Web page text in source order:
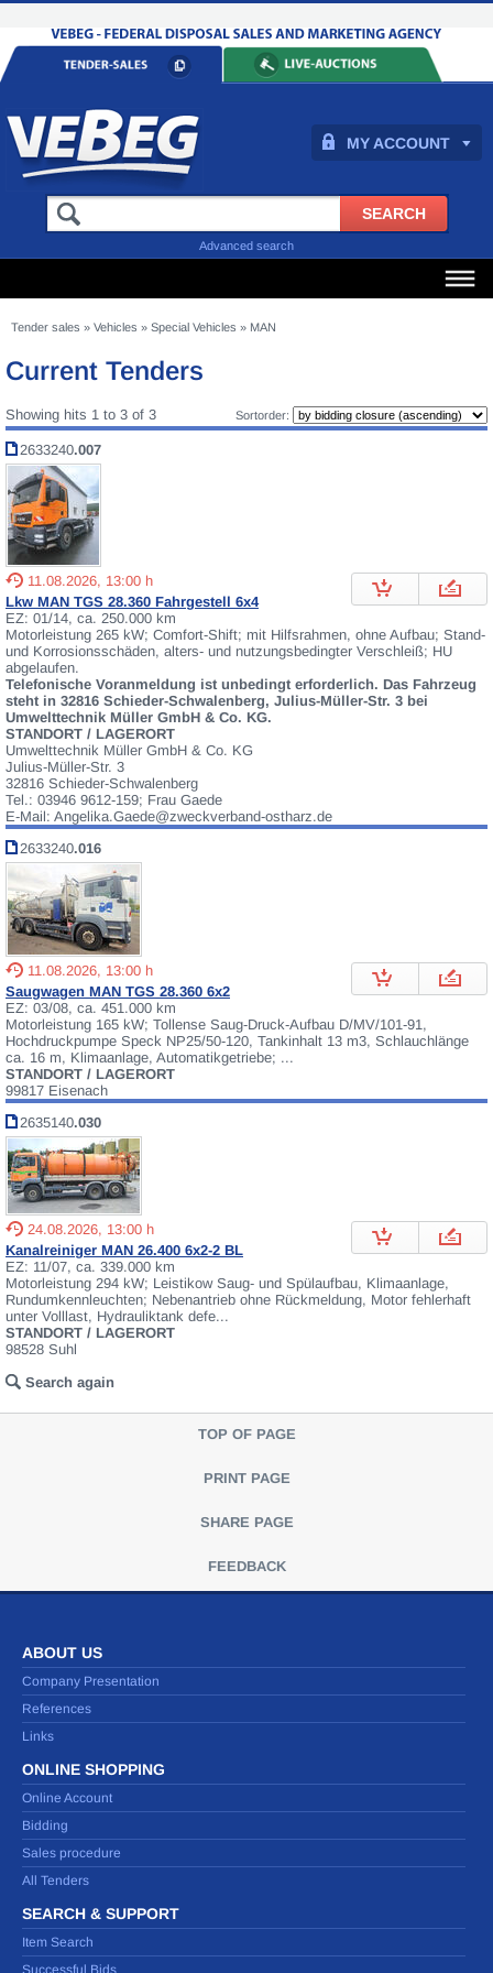
MY ACCOUNT
Advanced search
Tender sales » Vehicles » Special Vehicles » MAN
Current Tenders
Showing hits 1 to 3 of 3 Sortorder:
2633240.007
11.08.2026, 13:00 h
Lkw MAN TGS 28.360 Fahrgestell 6x4
EZ: 01/14, ca. 250.000 km
Motorleistung 265 kW; Comfort-Shift; mit Hilfsrahmen, ohne Aufbau; Stand-
und Korrosionsschäden, alters- und nutzungsbedingter Verschleiß; HU
abgelaufen.
Telefonische Voranmeldung ist unbedingt erforderlich. Das Fahrzeug
steht in 32816 Schieder-Schwalenberg, Julius-Müller-Str. 3 bei
Umwelttechnik Müller GmbH & Co. KG.
STANDORT / LAGERORT
Umwelttechnik Müller GmbH & Co. KG
Julius-Müller-Str. 3
32816 Schieder-Schwalenberg
Tel.: 03946 9612-159; Frau Gaede
E-Mail: Angelika.Gaede@zweckverband-ostharz.de
2633240.016
11.08.2026, 13:00 h
Saugwagen MAN TGS 28.360 6x2
EZ: 03/08, ca. 451.000 km
Motorleistung 165 kW; Tollense Saug-Druck-Aufbau D/MV/101-91,
Hochdruckpumpe Speck NP25/50-120, Tankinhalt 13 m3, Schlauchlänge
ca. 16 m, Klimaanlage, Automatikgetriebe; ...
STANDORT / LAGERORT
99817 Eisenach
2635140.030
24.08.2026, 13:00 h
Kanalreiniger MAN 26.400 6x2-2 BL
EZ: 11/07, ca. 339.000 km
Motorleistung 294 kW; Leistikow Saug- und Spülaufbau, Klimaanlage,
Rundumkennleuchten; Nebenantrieb ohne Rückmeldung, Motor fehlerhaft
unter Volllast, Hydrauliktank defe...
STANDORT / LAGERORT
98528 Suhl
Search again
TOP OF PAGE
PRINT PAGE
SHARE PAGE
FEEDBACK
ABOUT US
Company Presentation
References
Links
ONLINE SHOPPING
Online Account
Bidding
Sales procedure
All Tenders
SEARCH & SUPPORT
Item Search
Successful Bids